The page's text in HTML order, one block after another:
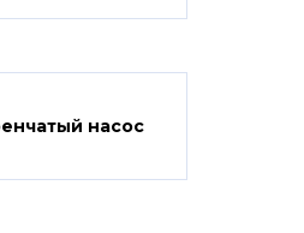
насос